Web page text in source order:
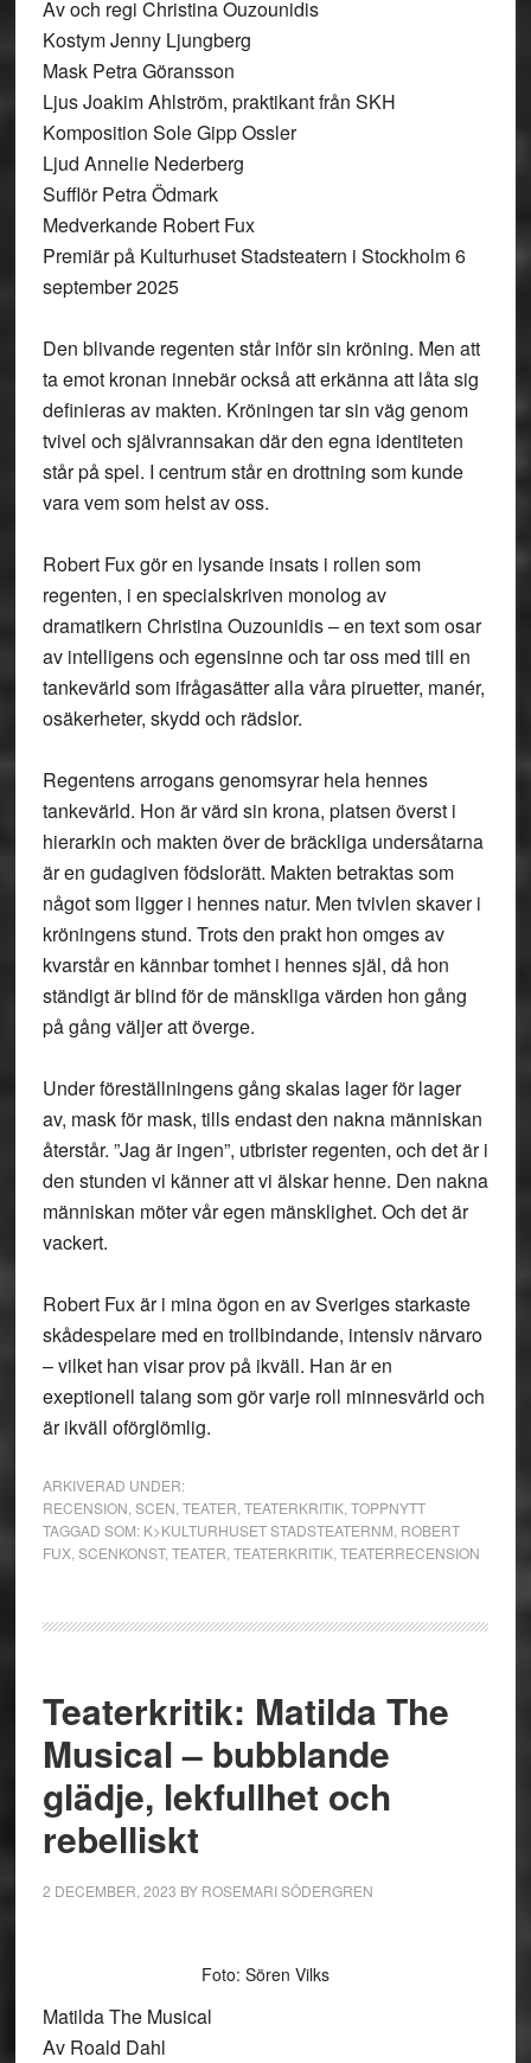
Av och regi Christina Ouzounidis
Kostym Jenny Ljungberg
Mask Petra Göransson
Ljus Joakim Ahlström, praktikant från SKH
Komposition Sole Gipp Ossler
Ljud Annelie Nederberg
Sufflör Petra Ödmark
Medverkande Robert Fux
Premiär på Kulturhuset Stadsteatern i Stockholm 6
september 2025
Den blivande regenten står inför sin kröning. Men att
ta emot kronan innebär också att erkänna att låta sig
definieras av makten. Kröningen tar sin väg genom
tvivel och självrannsakan där den egna identiteten
står på spel. I centrum står en drottning som kunde
vara vem som helst av oss.
Robert Fux gör en lysande insats i rollen som
regenten, i en specialskriven monolog av
dramatikern Christina Ouzounidis – en text som osar
av intelligens och egensinne och tar oss med till en
tankevärld som ifrågasätter alla våra piruetter, manér,
osäkerheter, skydd och rädslor.
Regentens arrogans genomsyrar hela hennes
tankevärld. Hon är värd sin krona, platsen överst i
hierarkin och makten över de bräckliga undersåtarna
är en gudagiven födslorätt. Makten betraktas som
något som ligger i hennes natur. Men tvivlen skaver i
kröningens stund. Trots den prakt hon omges av
kvarstår en kännbar tomhet i hennes själ, då hon
ständigt är blind för de mänskliga värden hon gång
på gång väljer att överge.
Under föreställningens gång skalas lager för lager
av, mask för mask, tills endast den nakna människan
återstår. ”Jag är ingen”, utbrister regenten, och det är i
den stunden vi känner att vi älskar henne. Den nakna
människan möter vår egen mänsklighet. Och det är
vackert.
Robert Fux är i mina ögon en av Sveriges starkaste
skådespelare med en trollbindande, intensiv närvaro
– vilket han visar prov på ikväll. Han är en
exeptionell talang som gör varje roll minnesvärld och
är ikväll oförglömlig.
ARKIVERAD UNDER:
RECENSION SCEN TEATER TEATERKRITIK, TOPPNYTT
TAGGAD SOM: K>KULTURHUSET STADSTEATERNM ROBERT
FUX, SCENKONST, TEATER TEATERKRITIK, TEATERRECENSION
Teaterkritik: Matilda The
Musical – bubblande
glädje, lekfullhet och
rebelliskt
2 DECEMBER, 2023 BY ROSEMARI SÖDERGREN
Foto: Sören Vilks
Matilda The Musical
Av Roald Dahl